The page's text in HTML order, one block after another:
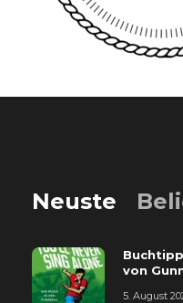
Neuste
Buchtipp
von
5. August